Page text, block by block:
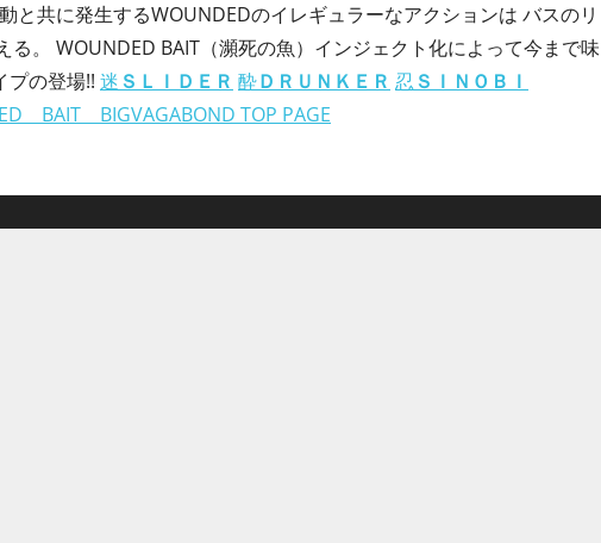
と共に発生するWOUNDEDのイレギュラーなアクションは バスのリ
。 WOUNDED BAIT（瀕死の魚）インジェクト化によって今まで味
プの登場!! 迷ＳＬＩＤＥＲ 酔ＤＲＵＮＫＥＲ 忍ＳＩＮＯＢＩ
BAIT BIGVAGABOND TOP PAGE